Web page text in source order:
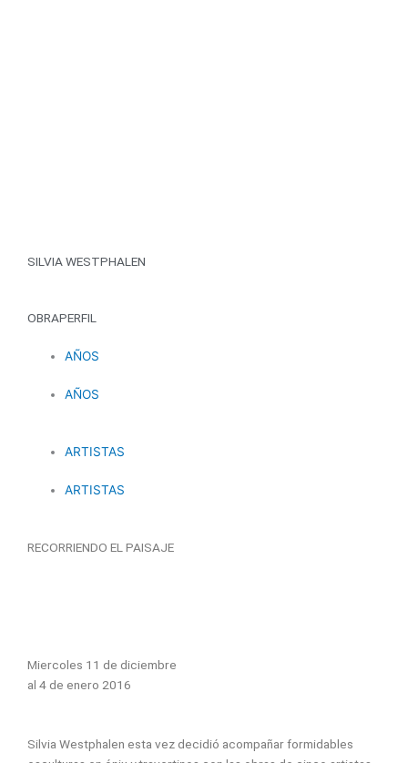
SILVIA WESTPHALEN
OBRAPERFIL
AÑOS
AÑOS
ARTISTAS
ARTISTAS
RECORRIENDO EL PAISAJE
Miercoles 11 de diciembre
al 4 de enero 2016
Silvia Westphalen esta vez decidió acompañar formidables